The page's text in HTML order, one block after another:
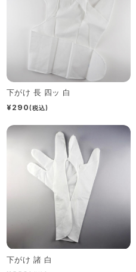
下がけ 長 四ッ 白
¥290(税込)
下がけ 諸 白